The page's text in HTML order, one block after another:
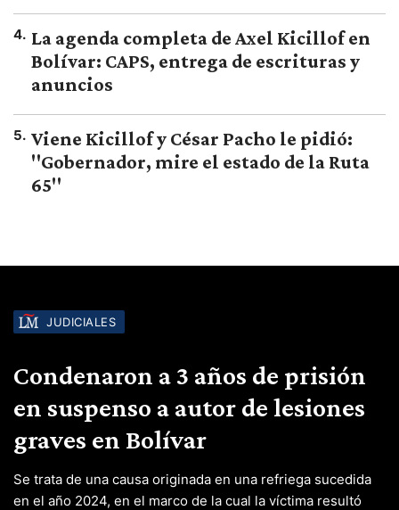
4. La agenda completa de Axel Kicillof en
Bolívar: CAPS, entrega de escrituras y
anuncios
5. Viene Kicillof y César Pacho le pidió:
"Gobernador, mire el estado de la Ruta
65"
JUDICIALES
Condenaron a 3 años de prisión
en suspenso a autor de lesiones
graves en Bolívar
Se trata de una causa originada en una refriega sucedida
en el año 2024, en el marco de la cual la víctima resultó